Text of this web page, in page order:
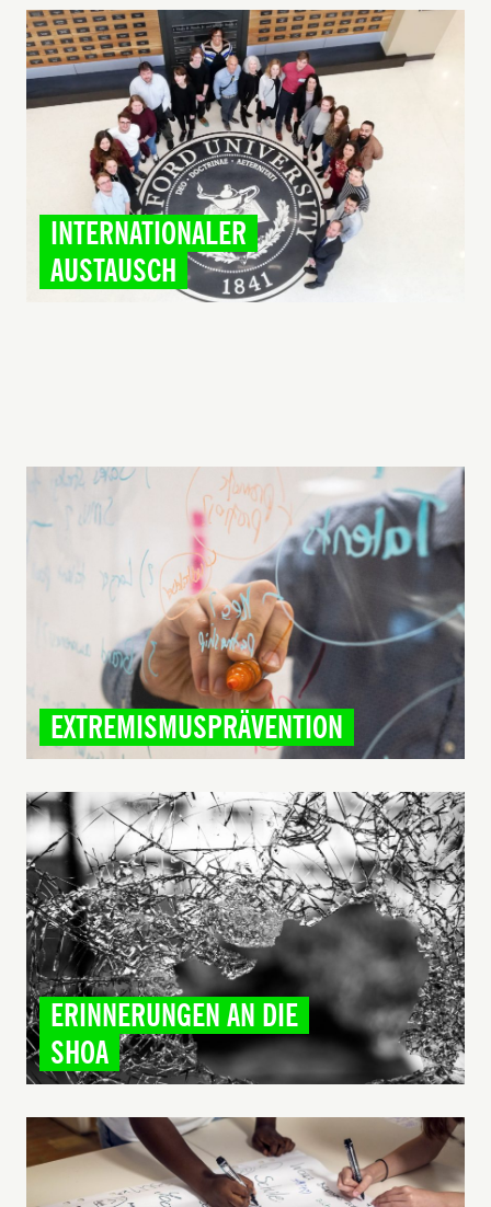
INTERNATIONALER
AUSTAUSCH
EXTREMISMUSPRÄVENTION
ERINNERUNGEN AN DIE
SHOA